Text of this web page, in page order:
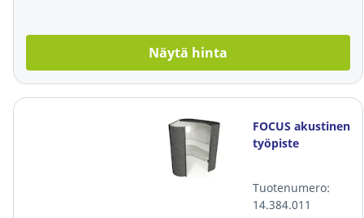
Näytä hinta
FOCUS akustinen
työpiste
Tuotenumero:
14.384.011